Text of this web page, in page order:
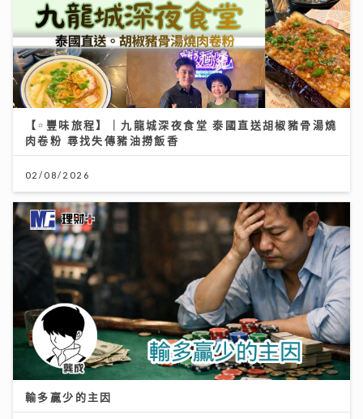
【#豐味旅程】｜九龍城深夜食堂 泰國直送胡椒豬骨湯燒
肉卷粉 尋找失傳豬油撈飯香
02/08/2026
輸多贏少的主因